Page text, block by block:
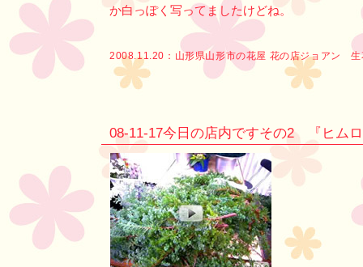
か白っぽく写ってましたけどね。
2008.11.20： 山形県山形市の花屋 花の店ジョアン
08-11-17今日の店内ですその2 『ヒム